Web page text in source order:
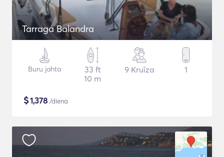
Tarraga Balandra
Buru jahta
33 ft
10 m
9 Kruīza 1
$1,378 /diena